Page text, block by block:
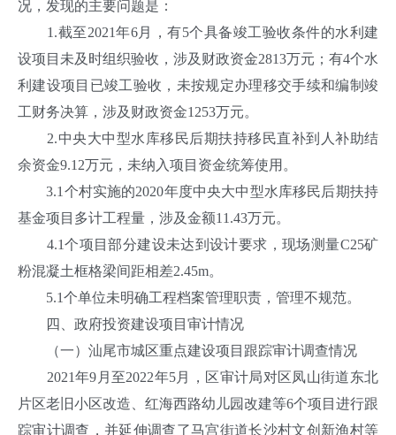
况，发现的主要问题是：
1.截至2021年6月，有5个具备竣工验收条件的水利建
设项目未及时组织验收，涉及财政资金2813万元；有4个水
利建设项目已竣工验收，未按规定办理移交手续和编制竣
工财务决算，涉及财政资金1253万元。
2.中央大中型水库移民后期扶持移民直补到人补助结
余资金9.12万元，未纳入项目资金统筹使用。
3.1个村实施的2020年度中央大中型水库移民后期扶持
基金项目多计工程量，涉及金额11.43万元。
4.1个项目部分建设未达到设计要求，现场测量C25矿
粉混凝土框格梁间距相差2.45m。
5.1个单位未明确工程档案管理职责，管理不规范。
四、政府投资建设项目审计情况
（一）汕尾市城区重点建设项目跟踪审计调查情况
2021年9月至2022年5月，区审计局对区凤山街道东北
片区老旧小区改造、红海西路幼儿园改建等6个项目进行跟
踪审计调查，并延伸调查了马宫街道长沙村文创新渔村等